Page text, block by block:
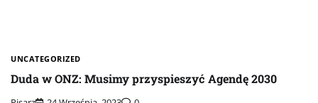
UNCATEGORIZED
Duda w ONZ: Musimy przyspieszyć Agendę 2030